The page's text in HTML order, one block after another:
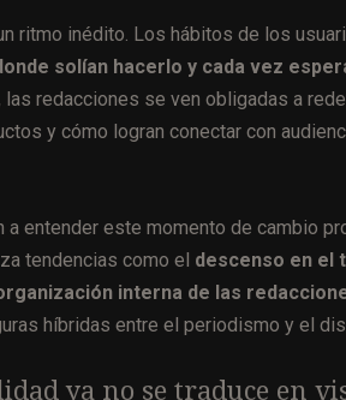
ritmo inédito. Los hábitos de los
solían hacerlo y cada vez
redacciones se ven obligadas a
y cómo logran conectar con
entender este momento de cambio
tendencias como el descenso en el
interna de las
híbridas entre el periodismo y el
ya no se traduce en